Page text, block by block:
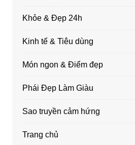
Khỏe & Đẹp 24h
Kinh tế & Tiêu dùng
Món ngon & Điểm đẹp
Phái Đẹp Làm Giàu
Sao truyền cảm hứng
Trang chủ